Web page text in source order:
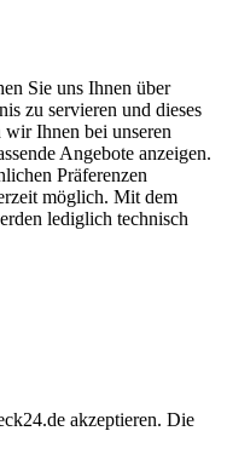
Sie uns Ihnen über
zu servieren und dieses
Ihnen bei unseren
Angebote anzeigen.
Präferenzen
möglich. Mit dem
lediglich technisch
akzeptieren. Die